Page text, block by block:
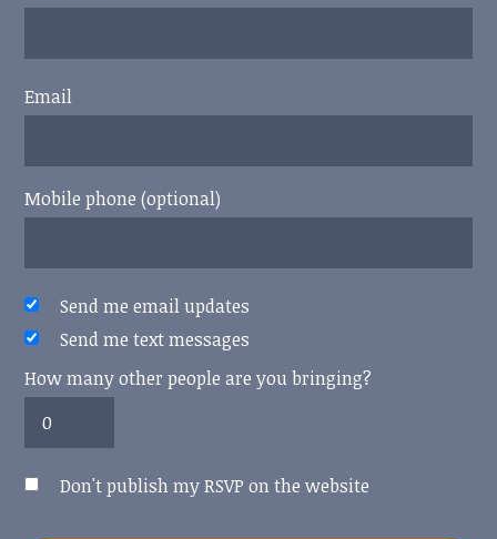
Email
Mobile phone (optional)
Send me email updates
Send me text messages
How many other people are you bringing?
Don't publish my RSVP on the website